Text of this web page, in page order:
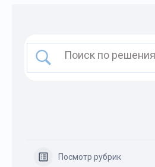
Посмотр рубрик